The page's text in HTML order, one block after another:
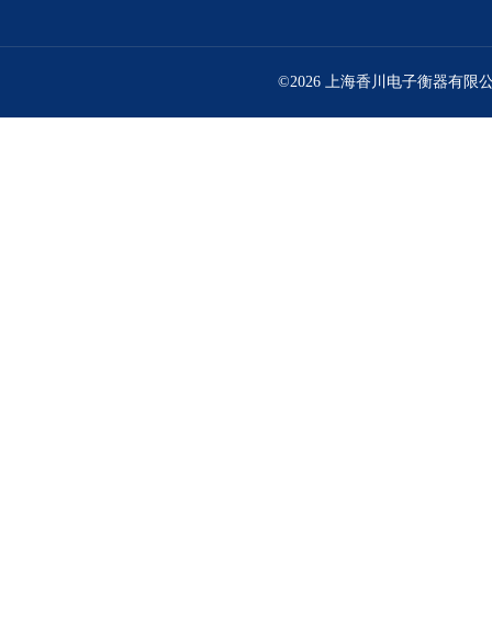
©2026 上海香川电子衡器有限